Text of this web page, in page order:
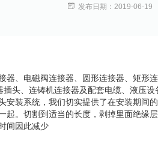
发布日期：2019-06-19
器、电磁阀连接器、圆形连接器、矩形
头、连铸机连接器及配套电缆、液压设
安装系统，我们切实提供了在安装期间
起。切割到适当的长度，剥掉里面绝缘
间因此减少